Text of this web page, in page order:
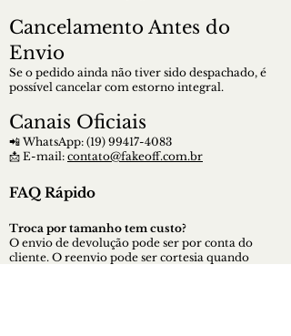
Cancelamento Antes do
Envio
Se o pedido ainda não tiver sido despachado, é
possível cancelar com estorno integral.
Canais Oficiais
📲 WhatsApp: (19) 99417-4083
📩 E-mail: contato@fakeoff.com.br
FAQ Rápido
Troca por tamanho tem custo?
O envio de devolução pode ser por conta do
cliente. O reenvio pode ser cortesia quando